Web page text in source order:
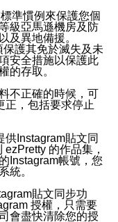
準慣例來保護您個
級亞馬遜機房及防
及異地備援。
護其免於滅失及未
安全措施以保護此
的存取。
不正確的時候，可
正，包括要求停止
Instagram貼文同
的作品集，
Instagram帳號，您
統。
貼文同步功
授權，只需要
會盡快清除您的授